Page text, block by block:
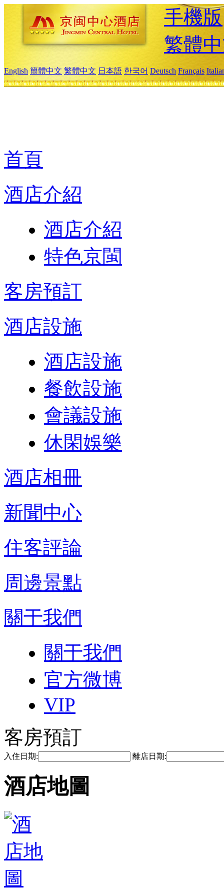
手機版
繁體
English 簡體中文 繁體中文 日本語 한국어 Deutsch Français
首頁
酒店介紹
酒店介紹
特色京閩
客房預訂
酒店設施
酒店設施
餐飲設施
會議設施
休閑娛樂
酒店相冊
新聞中心
住客評論
周邊景點
關于我們
關于我們
官方微博
VIP
客房預訂
入住日期: 離店日期:
酒店地圖